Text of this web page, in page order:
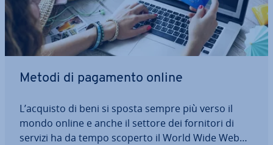
Metodi di pagamento online
L’acquisto di beni si sposta sempre più verso il
mondo online e anche il settore dei fornitori di
servizi ha da tempo scoperto il World Wide Web